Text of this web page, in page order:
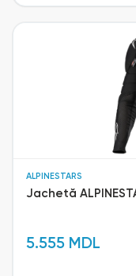
ALPINESTARS
Jachetă
5.555 MDL